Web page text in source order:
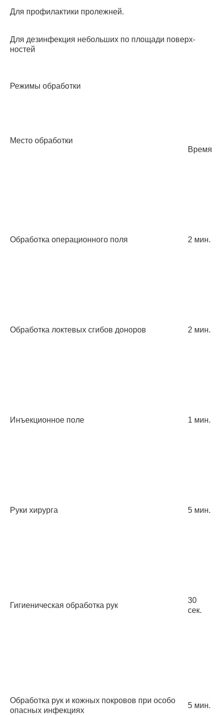
Для профилактики пролежней.
Для дезинфекция небольших по площади поверх­
ностей
Режимы обработки
Место обработки
Время
Обработка операционного поля 2 мин.
Обработка локтевых сгибов доноров 2 мин.
Инъекционное поле 1 мин.
Руки хирурга 5 мин.
Гигиеническая обработка рук
30
сек.
Обработка рук и кожных покровов при особо
опас­ных инфекциях
5 мин.